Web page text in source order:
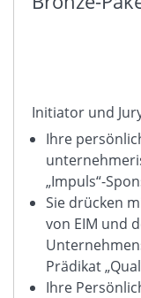
Initiator und
Ihre
„Impuls“-
Sie drücken
von EIM und
Prädikat
Ihre